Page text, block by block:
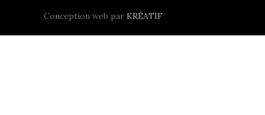
Conception web par KRÉATIF